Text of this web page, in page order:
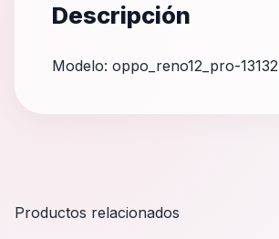
Descripción
Modelo: oppo_reno12_pro-13132
Productos relacionados